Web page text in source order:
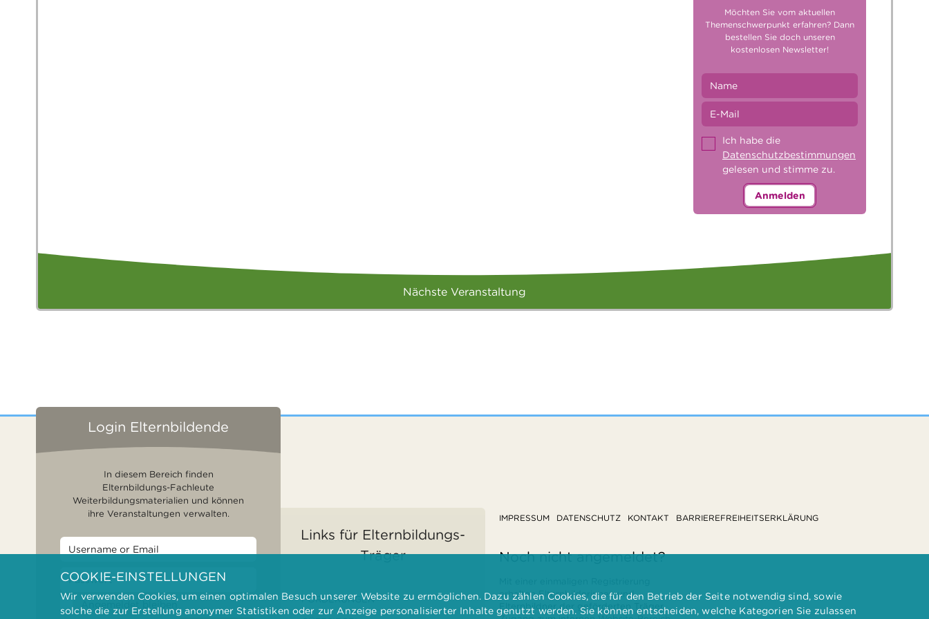
Möchten Sie vom aktuellen
Themenschwerpunkt erfahren? Dann
bestellen Sie doch unseren
kostenlosen Newsletter!
Ich habe die
Datenschutzbestimmungen
gelesen und stimme zu.
Anmelden
Nächste Veranstaltung
Login Elternbildende
In diesem Bereich finden
Elternbildungs-Fachleute
Weiterbildungsmaterialien und können
ihre Veranstaltungen verwalten.
Angemeldet bleiben
Links für Elternbildungs-
Träger
FÖRDERUNGEN
IMPRESSUM DATENSCHUTZ KONTAKT BARRIEREFREIHEITSERKLÄRUNG
Noch nicht angemeldet?
erhalten Elternbilderinnen und
Elternbildner der geförderten Träger
COOKIE-EINSTELLUNGEN
Wir verwenden Cookies, um einen optimalen Besuch unserer Website zu ermöglichen. Dazu zählen Cookies, die für den Betrieb der Seite notwendig sind, sowie
solche die zur Erstellung anonymer Statistiken oder zur Anzeige personalisierter Inhalte genutzt werden. Sie können entscheiden, welche Kategorien Sie zulassen